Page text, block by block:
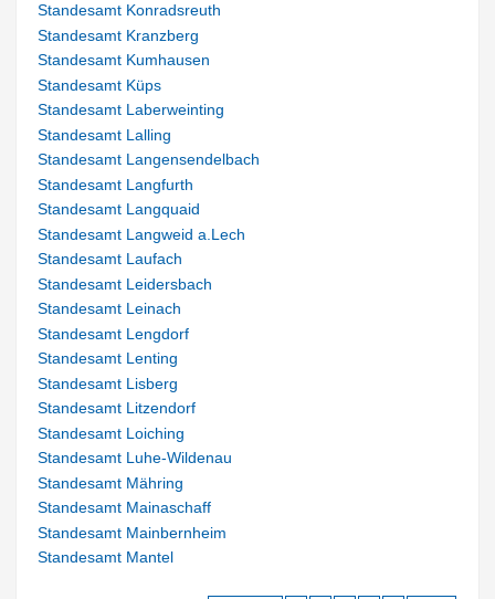
Standesamt Konradsreuth
Standesamt Kranzberg
Standesamt Kumhausen
Standesamt Küps
Standesamt Laberweinting
Standesamt Lalling
Standesamt Langensendelbach
Standesamt Langfurth
Standesamt Langquaid
Standesamt Langweid a.Lech
Standesamt Laufach
Standesamt Leidersbach
Standesamt Leinach
Standesamt Lengdorf
Standesamt Lenting
Standesamt Lisberg
Standesamt Litzendorf
Standesamt Loiching
Standesamt Luhe-Wildenau
Standesamt Mähring
Standesamt Mainaschaff
Standesamt Mainbernheim
Standesamt Mantel